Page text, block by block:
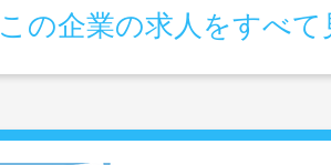
この企業の求人をすべて